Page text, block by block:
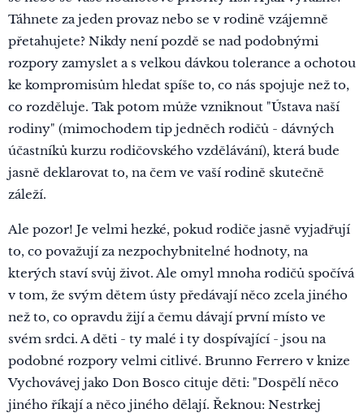
Táhnete za jeden provaz nebo se v rodině vzájemně
přetahujete? Nikdy není pozdě se nad podobnými
rozpory zamyslet a s velkou dávkou tolerance a ochotou
ke kompromisům hledat spíše to, co nás spojuje než to,
co rozděluje. Tak potom může vzniknout "Ústava naší
rodiny" (mimochodem tip jedněch rodičů - dávných
účastníků kurzu rodičovského vzdělávání), která bude
jasně deklarovat to, na čem ve vaší rodině skutečně
záleží.
Ale pozor! Je velmi hezké, pokud rodiče jasně vyjadřují
to, co považují za nezpochybnitelné hodnoty, na
kterých staví svůj život. Ale omyl mnoha rodičů spočívá
v tom, že svým dětem ústy předávají něco zcela jiného
než to, co opravdu žijí a čemu dávají první místo ve
svém srdci. A děti - ty malé i ty dospívající - jsou na
podobné rozpory velmi citlivé. Brunno Ferrero v knize
Vychovávej jako Don Bosco cituje děti: "Dospělí něco
jiného říkají a něco jiného dělají. Řeknou: Nestrkej